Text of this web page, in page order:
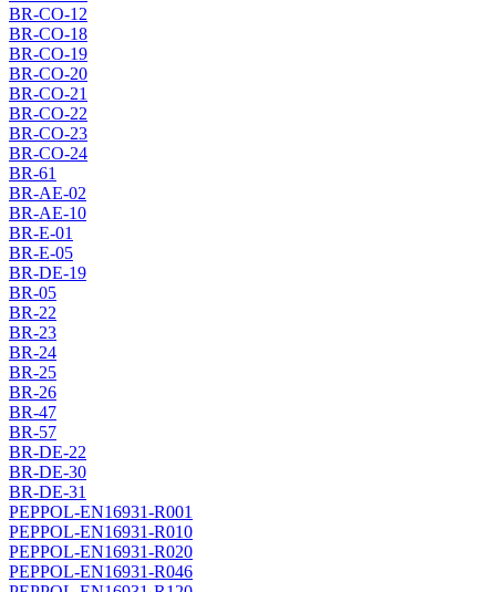
BR-CO-12
BR-CO-18
BR-CO-19
BR-CO-20
BR-CO-21
BR-CO-22
BR-CO-23
BR-CO-24
BR-61
BR-AE-02
BR-AE-10
BR-E-01
BR-E-05
BR-DE-19
BR-05
BR-22
BR-23
BR-24
BR-25
BR-26
BR-47
BR-57
BR-DE-22
BR-DE-30
BR-DE-31
PEPPOL-EN16931-R001
PEPPOL-EN16931-R010
PEPPOL-EN16931-R020
PEPPOL-EN16931-R046